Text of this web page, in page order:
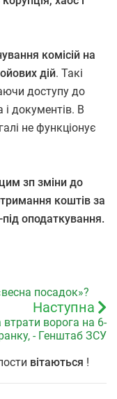
комісій на
дій. Такі
доступу до
документів. В
не функціонує
зп зміни до
коштів за
оподаткування.
посадок»?
Наступна
втрати ворога на 6-
- Генштаб ЗСУ
вітаються !